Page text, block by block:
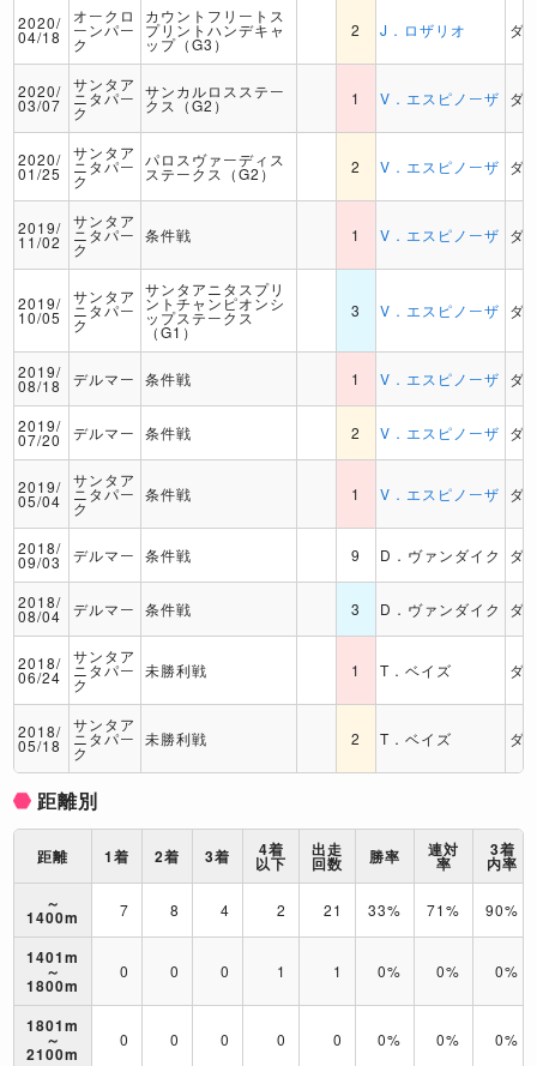
2020/
04/18
オークロ
ーンパー
ク
カウントフリートス
プリントハンデキャ
ップ（G3）
2 J．ロザリオ ダ
2020/
03/07
サンタア
ニタパー
ク
サンカルロスステー
クス（G2） 1 V．エスピノーザ ダ
2020/
01/25
サンタア
ニタパー
ク
パロスヴァーディス
ステークス（G2） 2 V．エスピノーザ ダ
2019/
11/02
サンタア
ニタパー
ク
条件戦 1 V．エスピノーザ ダ
2019/
10/05
サンタア
ニタパー
ク
サンタアニタスプリ
ントチャンピオンシ
ップステークス
（G1）
3 V．エスピノーザ ダ
2019/
08/18 デルマー 条件戦 1 V．エスピノーザ ダ
2019/
07/20 デルマー 条件戦 2 V．エスピノーザ ダ
2019/
05/04
サンタア
ニタパー
ク
条件戦 1 V．エスピノーザ ダ
2018/
09/03 デルマー 条件戦 9 D．ヴァンダイク ダ
2018/
08/04 デルマー 条件戦 3 D．ヴァンダイク ダ
2018/
06/24
サンタア
ニタパー
ク
未勝利戦 1 T．ベイズ ダ
2018/
05/18
サンタア
ニタパー
ク
未勝利戦 2 T．ベイズ ダ
距離別
距離 1着 2着 3着 4着
以下
出走
回数 勝率 連対
率
3着
内率
～
1400m 7 8 4 2 21 33% 71% 90%
1401m
～
1800m
0 0 0 1 1 0% 0% 0%
1801m
～
2100m
0 0 0 0 0 0% 0% 0%